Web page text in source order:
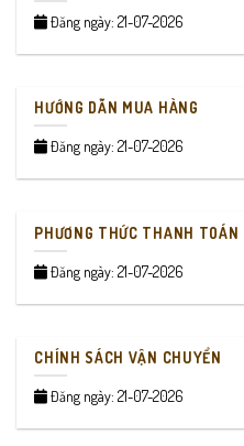
Đăng ngày: 21-07-2026
HƯỚNG DẪN MUA HÀNG
Đăng ngày: 21-07-2026
PHƯƠNG THỨC THANH TOÁN
Đăng ngày: 21-07-2026
CHÍNH SÁCH VẬN CHUYỂN
Đăng ngày: 21-07-2026